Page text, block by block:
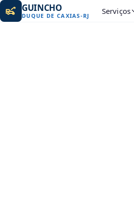
GUINCHO
DUQUE DE CAXIAS-RJ Serviços